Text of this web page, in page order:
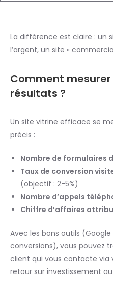
La différence est claire : un
l’argent, un site «
Comment
résultats ?
Un site vitrine efficace se
précis :
Nombre de formulaires
Taux de conversion
(objectif : 2-5%)
Nombre d’appels
Chiffre d’affaires
Avec les bons outils (Google
conversions), vous pouvez
client qui vous contacte
retour sur investissement